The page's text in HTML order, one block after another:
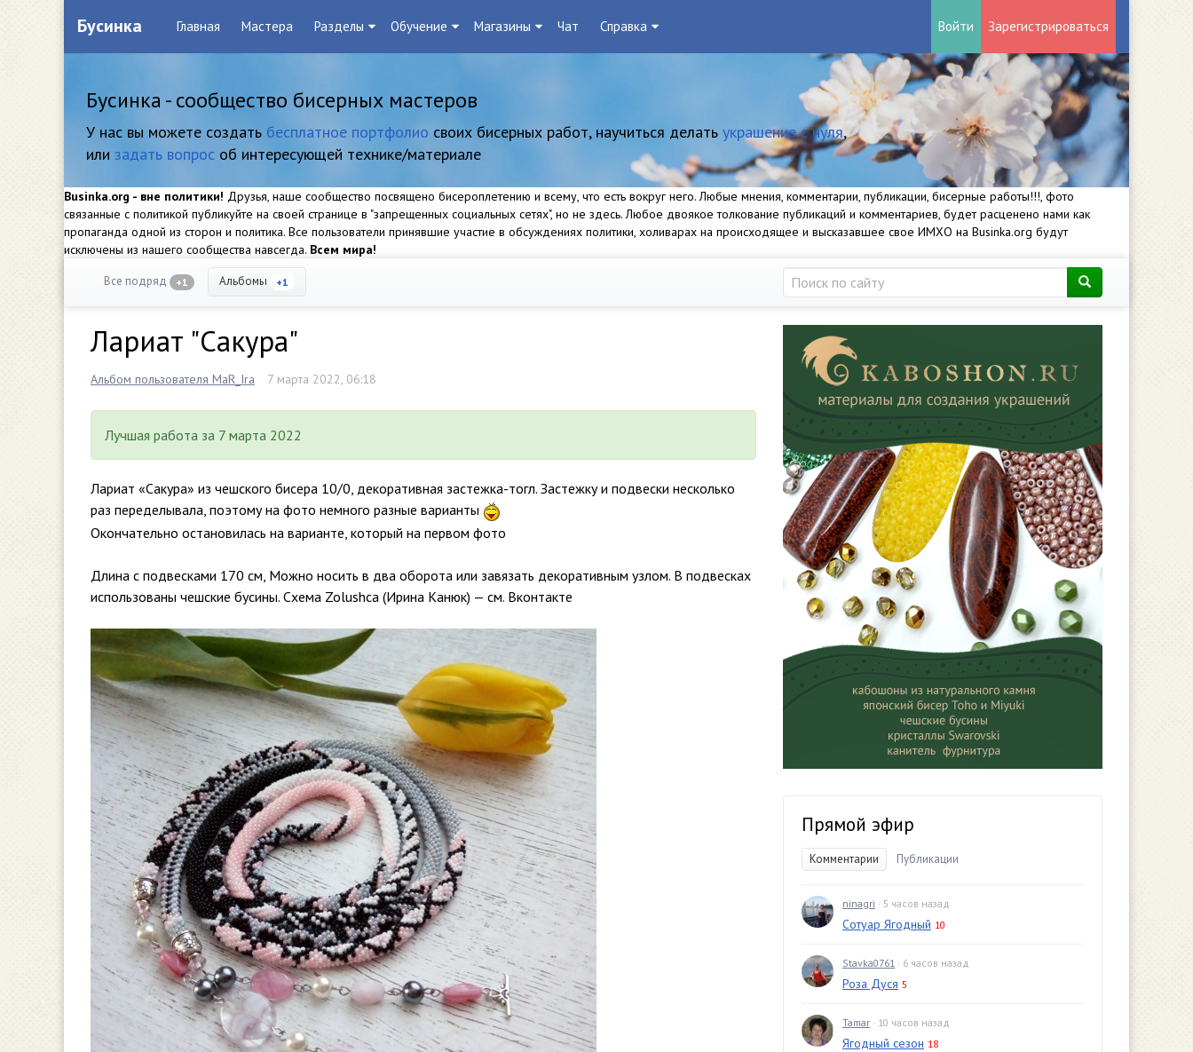
Бусинка Главная Мастера Разделы Обучение Магазины Чат Справка Войти Зарегистрироваться
Бусинка - сообщество бисерных мастеров
У нас вы можете создать бесплатное портфолио своих бисерных работ, научиться делать украшение с нуля,
или задать вопрос об интересующей технике/материале
Businka.org - вне политики! Друзья, наше сообщество посвящено бисероплетению и всему, что есть вокруг него. Любые мнения, комментарии, публикации, бисерные работы!!!, фото
связанные с политикой публикуйте на своей странице в "запрещенных социальных сетях", но не здесь. Любое двоякое толкование публикаций и комментариев, будет расценено нами как
пропаганда одной из сторон и политика. Все пользователи принявшие участие в обсуждениях политики, холиварах на происходящее и высказавшее свое ИМХО на Businka.org будут
исключены из нашего сообщества навсегда. Всем мира!
Все подряд +1 Альбомы +1
Лариат "Сакура"
Альбом пользователя MaR_Ira 7 марта 2022, 06:18
Лучшая работа за 7 марта 2022
Лариат «Сакура» из чешского бисера 10/0, декоративная застежка-тогл. Застежку и подвески несколько
раз переделывала, поэтому на фото немного разные варианты
Окончательно остановилась на варианте, который на первом фото
Длина с подвесками 170 см, Можно носить в два оборота или завязать декоративным узлом. В подвесках
использованы чешские бусины. Схема Zolushca (Ирина Канюк) — см. Вконтакте
Прямой эфир
Комментарии Публикации
ninagri · 5 часов назад
Сотуар Ягодный 10
Stavka0761 · 6 часов назад
Роза Дуся 5
Tamar · 10 часов назад
Ягодный сезон 18